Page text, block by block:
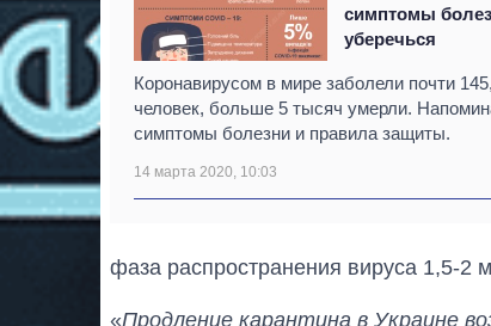
симптомы
уберечься
Коронавирусом в мире заболели почти
человек, больше 5 тысяч умерли.
симптомы болезни и правила защиты.
14 марта 2020, 10:03
фаза распространения вируса 1,5-2
«Продление карантина в Украине